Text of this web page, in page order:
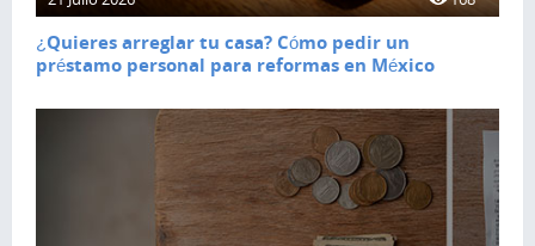
¿Quieres arreglar tu casa? Cómo pedir un
préstamo personal para reformas en México